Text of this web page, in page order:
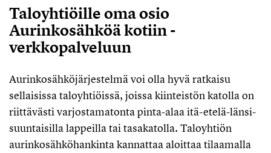
Taloyhtiöille oma osio
Aurinkosähköä kotiin -
verkkopalveluun
Aurinkosähköjärjestelmä voi olla hyvä ratkaisu
sellaisissa taloyhtiöissä, joissa kiinteistön katolla on
riittävästi varjostamatonta pinta-alaa itä-etelä-länsi-
suuntaisilla lappeilla tai tasakatolla. Taloyhtiön
aurinkosähköhankinta kannattaa aloittaa tilaamalla